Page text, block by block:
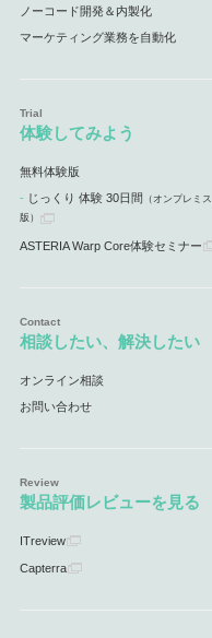
ノーコード開発＆内製化
マーケティング業務を自動化
体験してみよう
無料体験版
じっくり 体験 30日間 （オンプレミス
版）
ASTERIA Warp Core体験セミナー
相談したい、解決したい
オンライン相談
お問い合わせ
製品評価レビューを見る
ITreview
Capterra